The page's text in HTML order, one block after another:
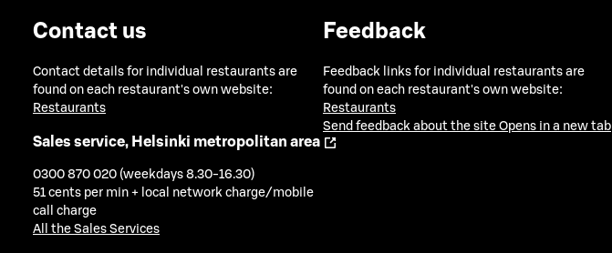
Contact us
Contact details for individual restaurants are
found on each restaurant's own website:
Restaurants
Sales service, Helsinki metropolitan area
0300 870 020 (weekdays 8.30-16.30)
51 cents per min + local network charge/mobile
call charge
All the Sales Services
Feedback
Feedback links for individual restaurants are
found on each restaurant's own website:
Restaurants
Send feedback about the site Opens in a new tab